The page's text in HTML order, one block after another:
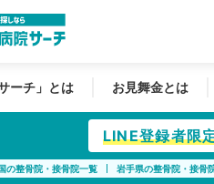
ーチ」とは お見舞金とは
LINE登録者限
の整骨院・接骨院一覧 岩手県の整骨院・接骨